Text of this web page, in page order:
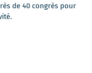
de 40 congrès pour